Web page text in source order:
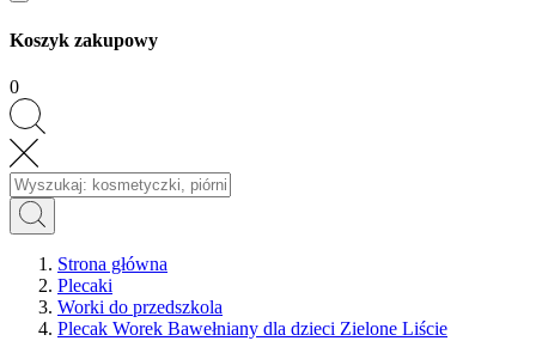
Koszyk zakupowy
0
Strona główna
Plecaki
Worki do przedszkola
Plecak Worek Bawełniany dla dzieci Zielone Liście